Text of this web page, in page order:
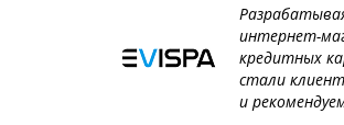
интернет-
кредитных
стали
и